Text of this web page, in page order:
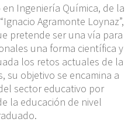
Ingeniería Química, de la
Agramonte Loynaz”,
pretende ser una vía para
una forma científica y
los retos actuales de la
su objetivo se encamina a
sector educativo por
la educación de nivel